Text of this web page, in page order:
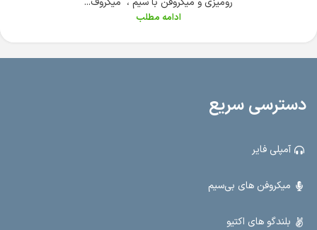
ادامه مطلب
دسترسی سریع
آمپلی فایر
میکروفن های بی‌سیم
بلندگو های اکتیو